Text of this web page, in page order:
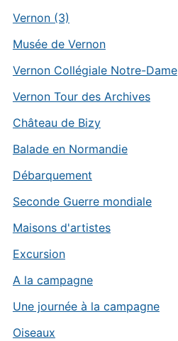
Vernon (3)
Musée de Vernon
Vernon Collégiale Notre-Dame
Vernon Tour des Archives
Château de Bizy
Balade en Normandie
Débarquement
Seconde Guerre mondiale
Maisons d'artistes
Excursion
A la campagne
Une journée à la campagne
Oiseaux